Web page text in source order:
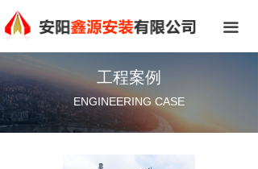
끀
网站首页
关于我们
标志诠释
总经理致辞
工程案例
ENGINEERING CASE